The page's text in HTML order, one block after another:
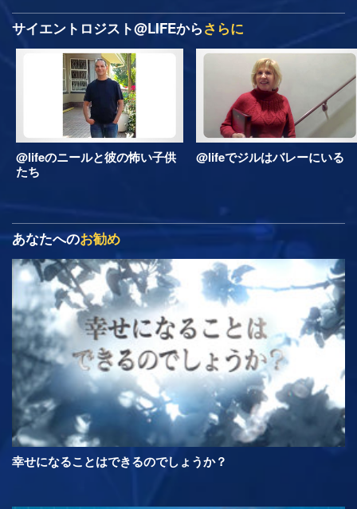
サイエントロジスト@LIFEからさらに
@lifeのニールと彼の怖い子供
たち
@lifeでジルはバレーにいる
あなたへのお勧め
幸せになることはできるのでしょうか？